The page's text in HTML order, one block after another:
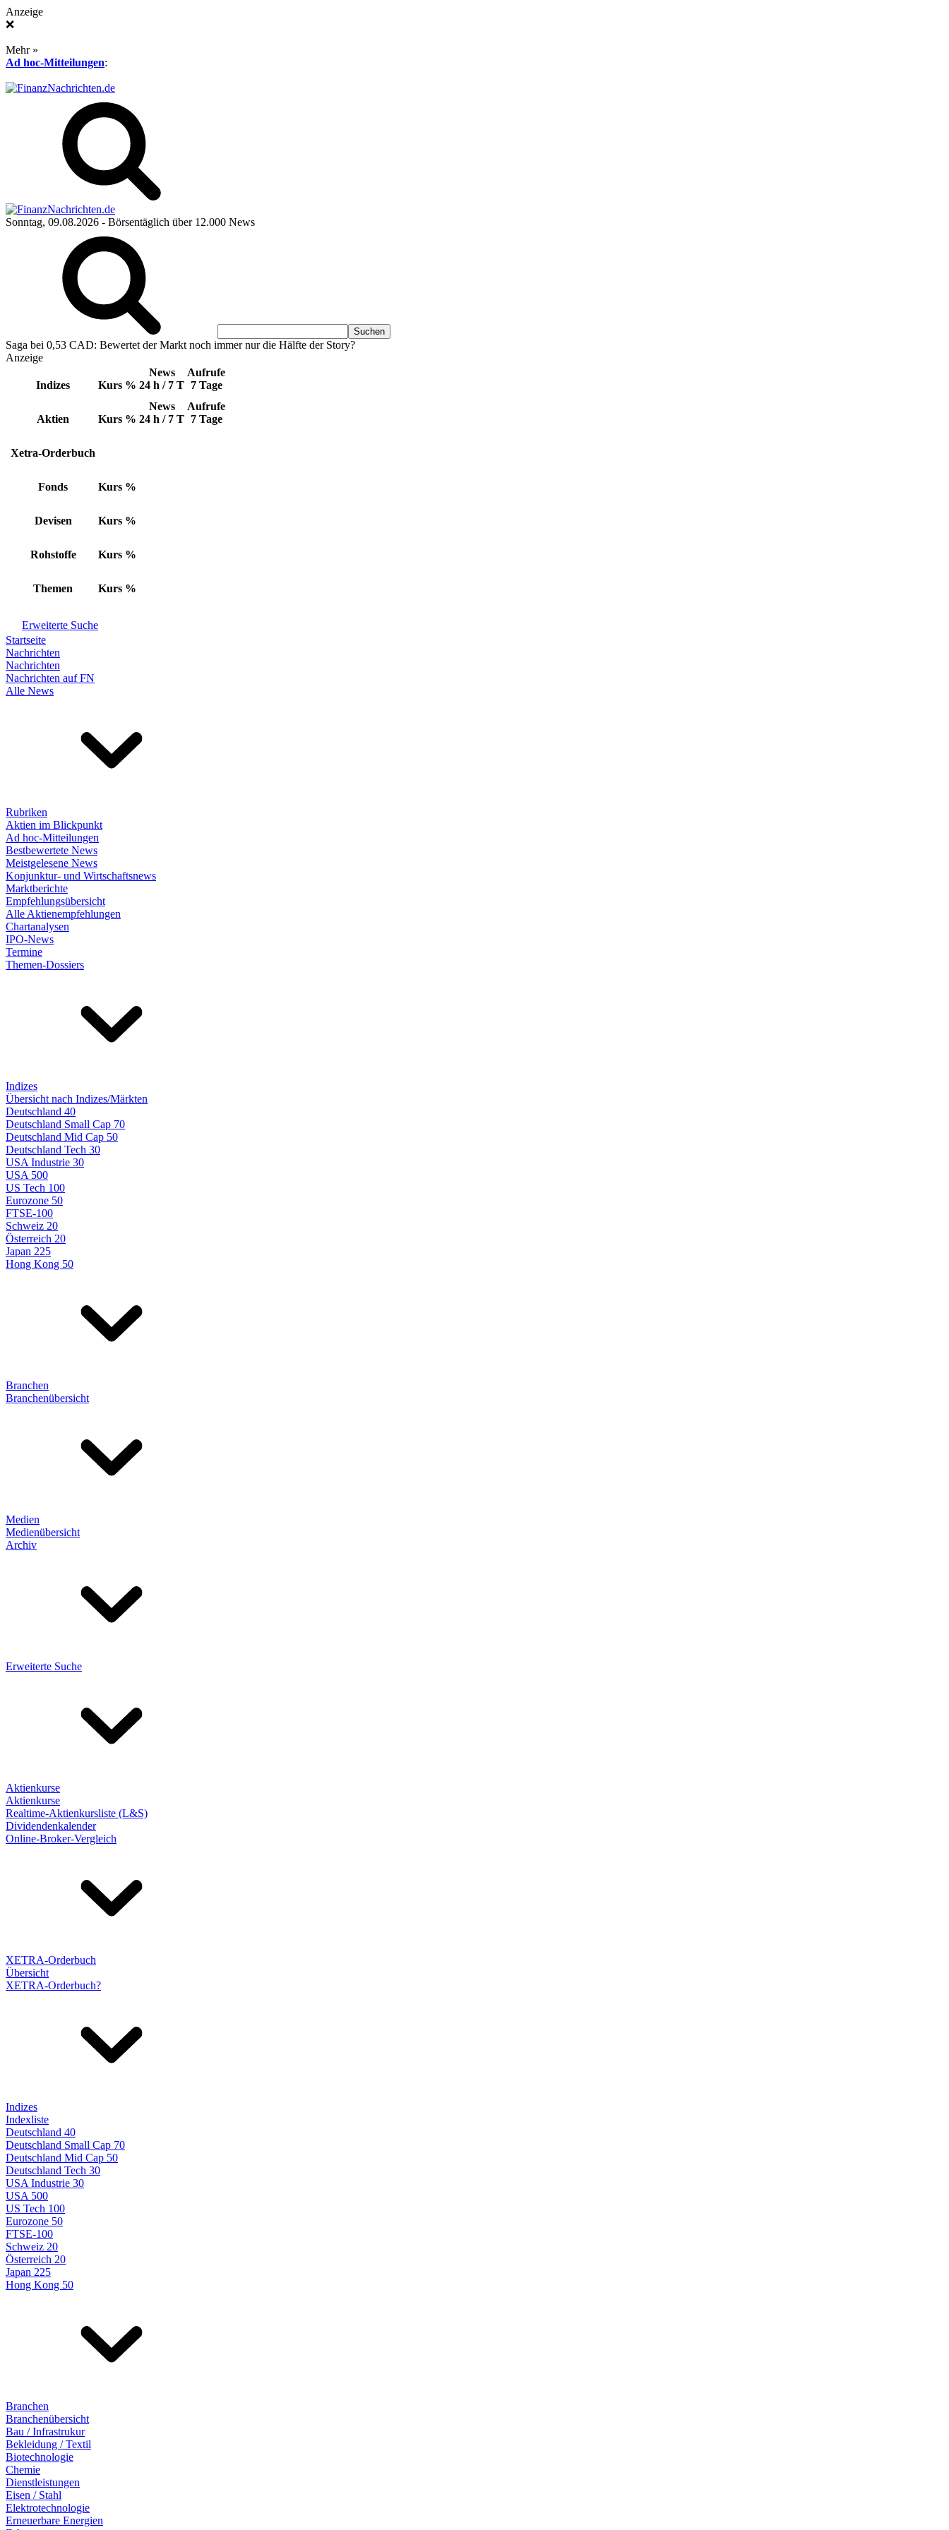
Anzeige
❌
Mehr »
Ad hoc-Mitteilungen:
Sonntag, 09.08.2026 - Börsentäglich über 12.000 News
Saga bei 0,53 CAD: Bewertet der Markt noch immer nur die Hälfte der Story?
Anzeige
Indizes Kurs %
News
24 h / 7 T
Aufrufe
7 Tage
Aktien Kurs %
News
24 h / 7 T
Aufrufe
7 Tage
Xetra-Orderbuch
Fonds Kurs %
Devisen Kurs %
Rohstoffe Kurs %
Themen Kurs %
Erweiterte Suche
Startseite
Nachrichten
Nachrichten
Nachrichten auf FN
Alle News
Rubriken
Aktien im Blickpunkt
Ad hoc-Mitteilungen
Bestbewertete News
Meistgelesene News
Konjunktur- und Wirtschaftsnews
Marktberichte
Empfehlungsübersicht
Alle Aktienempfehlungen
Chartanalysen
IPO-News
Termine
Themen-Dossiers
Indizes
Übersicht nach Indizes/Märkten
Deutschland 40
Deutschland Small Cap 70
Deutschland Mid Cap 50
Deutschland Tech 30
USA Industrie 30
USA 500
US Tech 100
Eurozone 50
FTSE-100
Schweiz 20
Österreich 20
Japan 225
Hong Kong 50
Branchen
Branchenübersicht
Medien
Medienübersicht
Archiv
Erweiterte Suche
Aktienkurse
Aktienkurse
Realtime-Aktienkursliste (L&S)
Dividendenkalender
Online-Broker-Vergleich
XETRA-Orderbuch
Übersicht
XETRA-Orderbuch?
Indizes
Indexliste
Deutschland 40
Deutschland Small Cap 70
Deutschland Mid Cap 50
Deutschland Tech 30
USA Industrie 30
USA 500
US Tech 100
Eurozone 50
FTSE-100
Schweiz 20
Österreich 20
Japan 225
Hong Kong 50
Branchen
Branchenübersicht
Bau / Infrastrukur
Bekleidung / Textil
Biotechnologie
Chemie
Dienstleistungen
Eisen / Stahl
Elektrotechnologie
Erneuerbare Energien